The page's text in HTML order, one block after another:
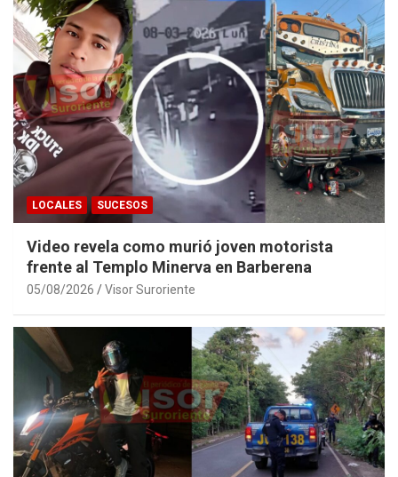
LOCALES SUCESOS
Video revela como murió joven motorista
frente al Templo Minerva en Barberena
05/08/2026 Visor Suroriente